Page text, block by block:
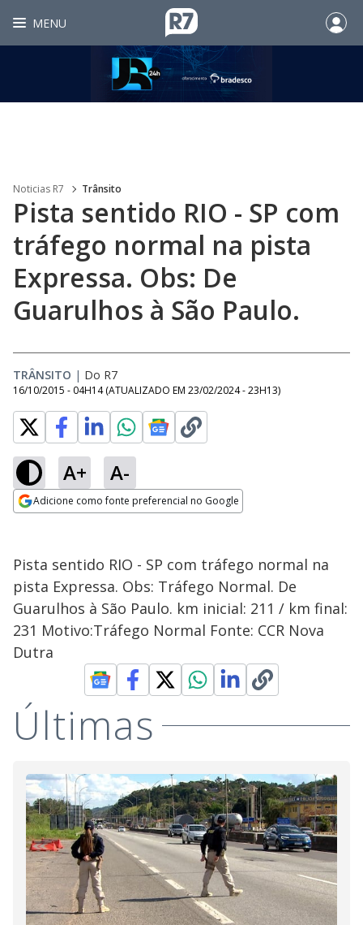
MENU
Noticias R7 Trânsito
Pista sentido RIO - SP com
tráfego normal na pista
Expressa. Obs: De
Guarulhos à São Paulo.
TRÂNSITO | Do R7
16/10/2015 - 04H14 (ATUALIZADO EM 23/02/2024 - 23H13)
A+ A-
Adicione como fonte preferencial no Google
Pista sentido RIO - SP com tráfego normal na
pista Expressa. Obs: Tráfego Normal. De
Guarulhos à São Paulo. km inicial: 211 / km final:
231 Motivo:Tráfego Normal Fonte: CCR Nova
Dutra
Últimas